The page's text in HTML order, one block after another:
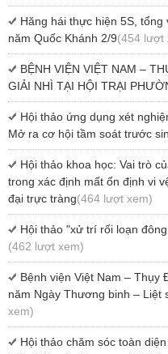
Hăng hái thực hiện 5S,
năm Quốc Khánh 2/9(454 lượt
BỆNH VIỆN VIỆT NAM –
GIẢI NHÌ TẠI HỘI TRẠI
Hội thảo ứng dụng xét
Mở ra cơ hội tầm soát trước
Hội thảo khoa học: Vai trò
trong xác định mất ổn định vi
đại trực tràng(464 lượt xem)
Hội thảo "xử trí rối loạn
(462 lượt xem)
Bệnh viện Việt Nam – Thụy
năm Ngày Thương binh – Liệt
xem)
Hội thảo chăm sóc toàn